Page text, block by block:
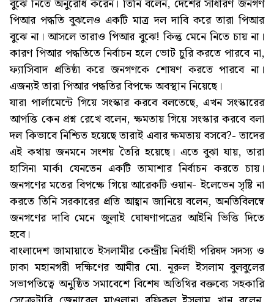
বুঝে নিতে অনুরোধ করেন। তিনি বলেন, দেশের সাধারণ জনগণ
পিআর পদ্ধতি বুঝলেও একটি মাত্র দল দাবি করে তারা পিআর
বুঝে না। আসলে তারাও পিআর বুঝে! কিন্তু মেনে নিতে চায় না।
কারণ পিআর পদ্ধতিতে নির্বাচন হলে ভোট চুরি করতে পারবে না,
ফ্যাসিবাদ প্রতিষ্ঠা করে জনগণকে শোষণ করতে পারবে না।
এজন্যই তারা পিআর পদ্ধতির বিপক্ষে অবস্থান নিয়েছে।
যারা পার্লামেন্টে গিয়ে সংস্কার করবে বলতেছে, এখন সংস্কারের
আপত্তি কেন প্রশ্ন রেখে বলেন, ক্ষমতায় গিয়ে সংস্কার করবে বলা
দল কিভাবে নিশ্চিত হয়েছে তারাই এবার ক্ষমতায় বসবে?- তাদের
এই কথায় জনমনে সংশয় তৈরি হয়েছে। এতে বুঝা যায়, তারা
হাসিনা মার্কা যেনতেন একটি তামাশার নির্বাচন করতে চায়।
জনগণের মতের বিপক্ষে গিয়ে আরেকটি ওয়ান- ইলেভেন সৃষ্টি না
করতে তিনি সরকারের প্রতি আহ্বান জানিয়ে বলেন, অনতিবিলম্বে
জনগণের দাবি মেনে জুলাই ঘোষণাপত্রের আইনি ভিত্তি দিতে
হবে।
বাংলাদেশ জামায়াতে ইসলামীর কেন্দ্রীয় নির্বাহী পরিষদ সদস্য ও
ঢাকা মহানগরী দক্ষিণের আমীর মো. নূরুল ইসলাম বুলবুলের
সভাপতিত্বে অনুষ্ঠিত সমাবেশে বিশেষ অতিথির বক্তব্যে সহকারি